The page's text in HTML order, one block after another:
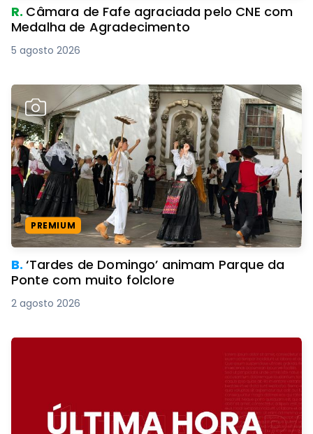
R. Câmara de Fafe agraciada pelo CNE com
Medalha de Agradecimento
5 agosto 2026
PREMIUM
B.‘Tardes de Domingo’ animam Parque da
Ponte com muito folclore
2 agosto 2026